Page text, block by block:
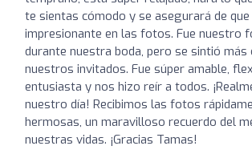
te sientas cómodo y se asegurará de
impresionante en las fotos. Fue nuestro
durante nuestra boda, pero se sintió más
nuestros invitados. Fue súper amable,
entusiasta y nos hizo reír a todos.
nuestro día! Recibimos las fotos
hermosas, un maravilloso recuerdo del
nuestras vidas. ¡Gracias Tamas!